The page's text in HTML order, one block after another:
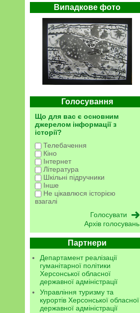
Випадкове фото
Голосування
Що для вас є основним
джерелом інформації з
історії?
Телебачення
Кіно
Інтернет
Література
Шкільні підручники
Інше
Не цікавлюся історією
взагалі
Архів голосувань
Партнери
Департамент реалізації
гуманітарної політики
Херсонської обласної
державної адміністрації
Управління туризму та
курортів Херсонської обласної
державної адміністрації